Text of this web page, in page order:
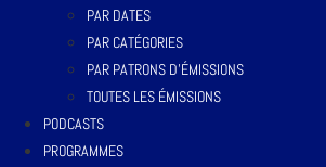
PAR DATES
PAR CATÉGORIES
PAR PATRONS D’ÉMISSIONS
TOUTES LES ÉMISSIONS
PODCASTS
PROGRAMMES